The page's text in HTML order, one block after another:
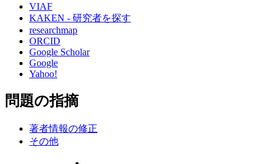
VIAF
KAKEN - 研究者を探す
researchmap
ORCID
Google Scholar
Google
Yahoo!
問題の指摘
著者情報の修正
その他